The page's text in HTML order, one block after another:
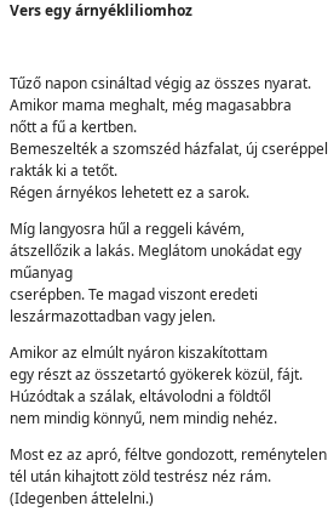
Vers egy árnyékliliomhoz
Tűző napon csináltad végig az összes nyarat.
Amikor mama meghalt, még magasabbra
nőtt a fű a kertben.
Bemeszelték a szomszéd házfalat, új cseréppel
rakták ki a tetőt.
Régen árnyékos lehetett ez a sarok.
Míg langyosra hűl a reggeli kávém,
átszellőzik a lakás. Meglátom unokádat egy
műanyag
cserépben. Te magad viszont eredeti
leszármazottadban vagy jelen.
Amikor az elmúlt nyáron kiszakítottam
egy részt az összetartó gyökerek közül, fájt.
Húzódtak a szálak, eltávolodni a földtől
nem mindig könnyű, nem mindig nehéz.
Most ez az apró, féltve gondozott, reménytelen
tél után kihajtott zöld testrész néz rám.
(Idegenben áttelelni.)